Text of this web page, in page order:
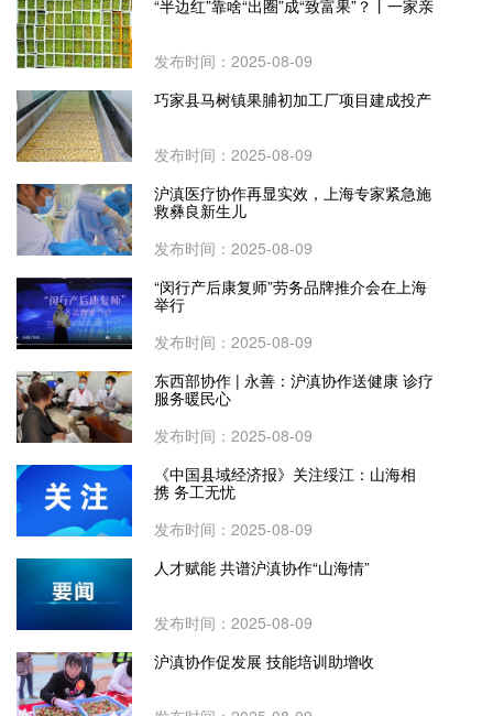
“半边红”靠啥“出圈”成“致富果”？丨一家亲
发布时间：2025-08-09
巧家县马树镇果脯初加工厂项目建成投产
发布时间：2025-08-09
沪滇医疗协作再显实效，上海专家紧急施
救彝良新生儿
发布时间：2025-08-09
“闵行产后康复师”劳务品牌推介会在上海
举行
发布时间：2025-08-09
东西部协作 | 永善：沪滇协作送健康 诊疗
服务暖民心
发布时间：2025-08-09
《中国县域经济报》关注绥江：山海相
携 务工无忧
发布时间：2025-08-09
人才赋能 共谱沪滇协作“山海情”
发布时间：2025-08-09
沪滇协作促发展 技能培训助增收